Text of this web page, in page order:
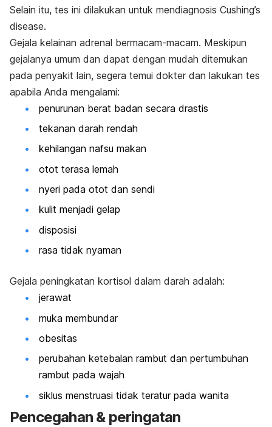
Selain itu, tes ini dilakukan untuk mendiagnosis Cushing’s
disease.
Gejala kelainan adrenal bermacam-macam. Meskipun
gejalanya umum dan dapat dengan mudah ditemukan
pada penyakit lain, segera temui dokter dan lakukan tes
apabila Anda mengalami:
penurunan berat badan secara drastis
tekanan darah rendah
kehilangan nafsu makan
otot terasa lemah
nyeri pada otot dan sendi
kulit menjadi gelap
disposisi
rasa tidak nyaman
Gejala peningkatan kortisol dalam darah adalah:
jerawat
muka membundar
obesitas
perubahan ketebalan rambut dan pertumbuhan
rambut pada wajah
siklus menstruasi tidak teratur pada wanita
Pencegahan & peringatan